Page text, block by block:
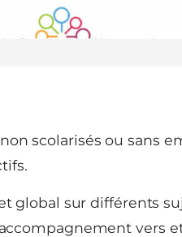
scolarisés ou sans
global sur différents
vers